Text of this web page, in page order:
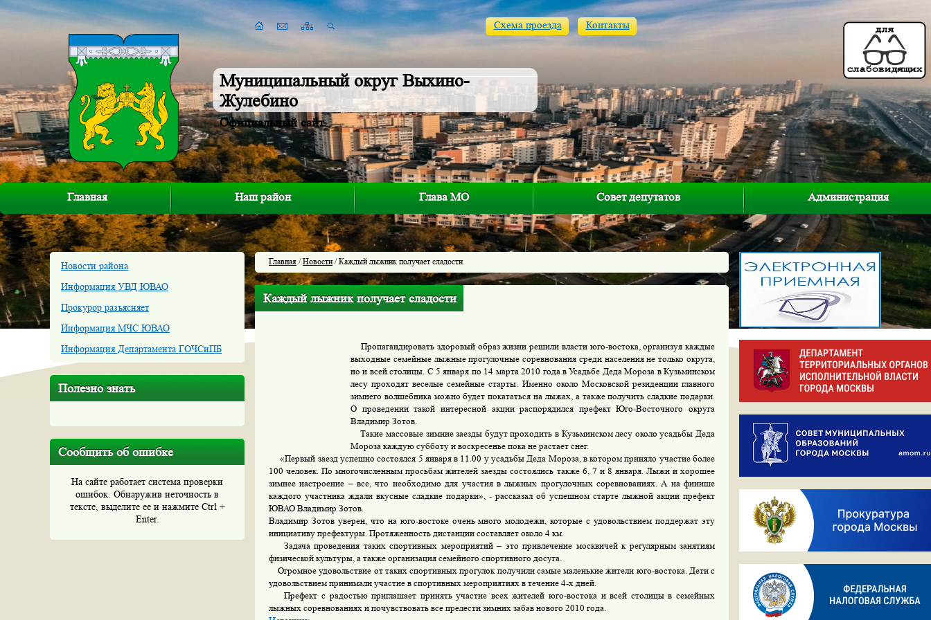
Муниципальный округ Выхино-
Жулебино
Официальный сайт
Схема проезда Контакты
Главная Наш район Глава МО Совет депутатов Администрация
Новости района
Информация УВД ЮВАО
Прокурор разъясняет
Информация МЧС ЮВАО
Информация Департамента ГОЧСиПБ
Полезно знать
Сообщить об ошибке
На сайте работает система проверки
ошибок. Обнаружив неточность в
тексте, выделите ее и нажмите Ctrl +
Enter.
Главная /Новости/ Каждый лыжник получает сладости
Каждый лыжник получает сладости
Пропагандировать здоровый образ жизни решили власти юго-востока, организуя каждые
выходные семейные лыжные прогулочные соревнования среди населения не только округа,
но и всей столицы. С 5 января по 14 марта 2010 года в Усадьбе Деда Мороза в Кузьминском
лесу проходят веселые семейные старты. Именно около Московской резиденции главного
зимнего волшебника можно будет покататься на лыжах, а также получить сладкие подарки.
О проведении такой интересной акции распорядился префект Юго-Восточного округа
Владимир Зотов.
Такие массовые зимние заезды будут проходить в Кузьминском лесу около усадьбы Деда
Мороза каждую субботу и воскресенье пока не растает снег.
«Первый заезд успешно состоялся 5 января в 11.00 у усадьбы Деда Мороза, в котором приняло участие более
100 человек. По многочисленным просьбам жителей заезды состоялись также 6, 7 и 8 января. Лыжи и хорошее
зимнее настроение – все, что необходимо для участия в лыжных прогулочных соревнованиях. А на финише
каждого участника ждали вкусные сладкие подарки», - рассказал об успешном старте лыжной акции префект
ЮВАО Владимир Зотов.
Владимир Зотов уверен, что на юго-востоке очень много молодежи, которые с удовольствием поддержат эту
инициативу префектуры. Протяженность дистанции составляет около 4 км.
Задача проведения таких спортивных мероприятий – это привлечение москвичей к регулярным занятиям
физической культуры, а также организация семейного спортивного досуга.
Огромное удовольствие от таких спортивных прогулок получили самые маленькие жители юго-востока. Дети с
удовольствием принимали участие в спортивных мероприятиях в течение 4-х дней.
Префект с радостью приглашает принять участие всех жителей юго-востока и всей столицы в семейных
лыжных соревнованиях и почувствовать все прелести зимних забав нового 2010 года.